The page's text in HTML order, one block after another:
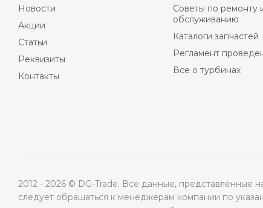
Новости
Акции
Статьи
Реквизиты
Контакты
Советы по ремонту
обслуживанию
Каталоги запчастей
Регламент
Все о турбинах
2012 - 2026 © DG-Trade. Все данные, представленные
следует обращаться к менеджерам компании по